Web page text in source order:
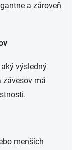
a zároveň
výsledný
závesov má
menších